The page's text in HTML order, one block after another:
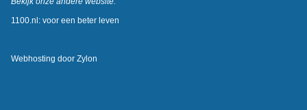
1100.nl: voor een beter leven
Webhosting door Zylon